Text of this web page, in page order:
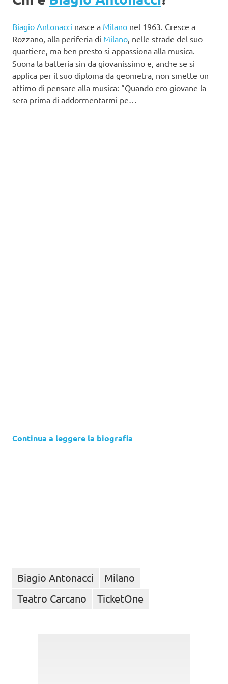
Biagio Antonacci nasce a Milano nel 1963. Cresce a
Rozzano, alla periferia di Milano , nelle strade del suo
quartiere, ma ben presto si appassiona alla musica.
Suona la batteria sin da giovanissimo e, anche se si
applica per il suo diploma da geometra, non smette un
attimo di pensare alla musica: “Quando ero giovane la
sera prima di addormentarmi pe…
Continua a leggere la biografia
Biagio Antonacci
Milano
Teatro Carcano
TicketOne